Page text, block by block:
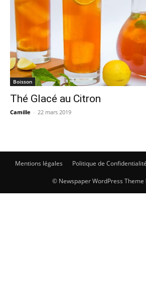
Boisson
Thé Glacé au Citron
Camille - 22 mars 2019
Mentions légales Politique de Confidentialité
© Newspaper WordPress Theme